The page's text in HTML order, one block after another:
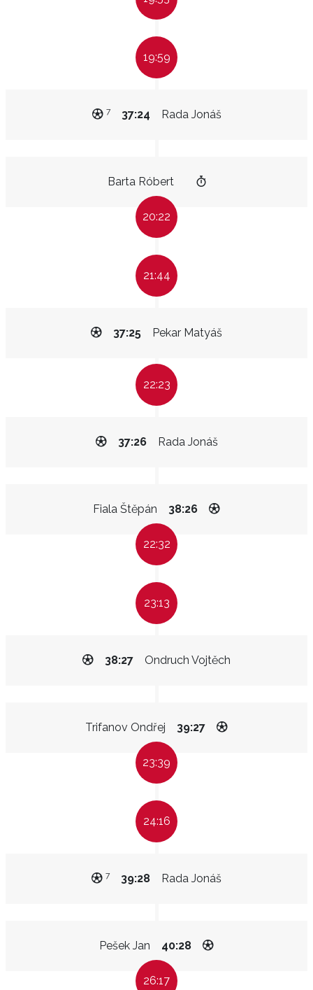
19:59
Rada Jonáš
37:24
7
Barta Róbert
20:22
21:44
Pekar Matyáš
37:25
22:23
Rada Jonáš
37:26
Fiala Štěpán 38:26
22:32
23:13
Ondruch Vojtěch
38:27
Trifanov Ondřej 39:27
23:39
24:16
Rada Jonáš
39:28
7
Pešek Jan 40:28
26:17